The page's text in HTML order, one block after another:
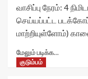
stars-
title-
</span>
rater-
data-
stars-
title
yasr-
வாசிப்பு நேரம்: 4
செய்யப்பட்ட
மாற்றியுள்ளோம்)
மேலும் படிக்க...
குடும்பம்